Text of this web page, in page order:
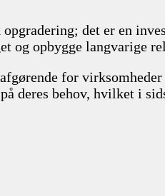
det er en
og opbygge langvarige
for
deres behov, hvilket i